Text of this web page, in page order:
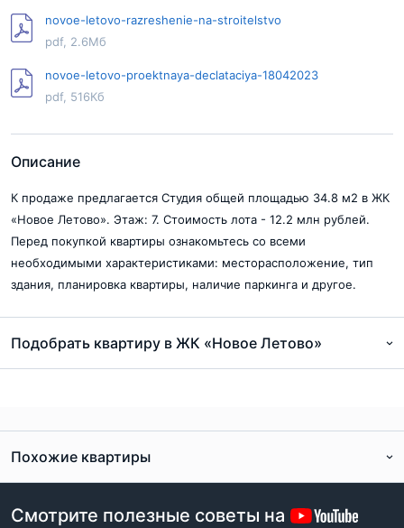
novoe-letovo-razreshenie-na-stroitelstvo
pdf, 2.6Мб
novoe-letovo-proektnaya-declataciya-18042023
pdf, 516Кб
Описание
К продаже предлагается Студия общей площадью 34.8 м2 в ЖК
«Новое Летово». Этаж: 7. Стоимость лота - 12.2 млн рублей.
Перед покупкой квартиры ознакомьтесь со всеми
необходимыми характеристиками: месторасположение, тип
здания, планировка квартиры, наличие паркинга и другое.
Подобрать квартиру в ЖК «Новое Летово»
Похожие квартиры
Смотрите полезные советы на